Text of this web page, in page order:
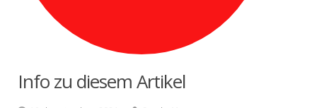
Español
Info zu diesem Artikel